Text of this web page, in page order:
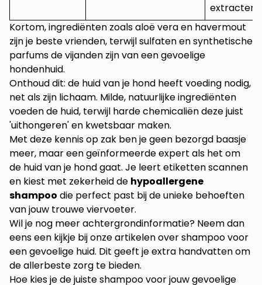
extracten.
Kortom, ingrediënten zoals aloë vera en havermout
zijn je beste vrienden, terwijl sulfaten en synthetische
parfums de vijanden zijn van een gevoelige
hondenhuid.
Onthoud dit: de huid van je hond heeft voeding nodig,
net als zijn lichaam. Milde, natuurlijke ingrediënten
voeden de huid, terwijl harde chemicaliën deze juist
'uithongeren' en kwetsbaar maken.
Met deze kennis op zak ben je geen bezorgd baasje
meer, maar een geïnformeerde expert als het om
de huid van je hond gaat. Je leert etiketten scannen
en kiest met zekerheid de hypoallergene
shampoo die perfect past bij de unieke behoeften
van jouw trouwe viervoeter.
Wil je nog meer achtergrondinformatie? Neem dan
eens een kijkje bij onze artikelen overshampoo voor
een gevoelige huid. Dit geeft je extra handvatten om
de allerbeste zorg te bieden.
Hoe kies je de juiste shampoo voor jouw gevoelige